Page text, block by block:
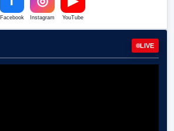
Facebook Instagram YouTube
LIVE